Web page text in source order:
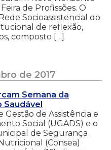
de Profissões. O
Socioassistencial do
de reflexão,
composto […]
de 2017
Semana da
Saudável
Gestão de Assistência e
Social (UGADS) e o
de Segurança
(Consea)